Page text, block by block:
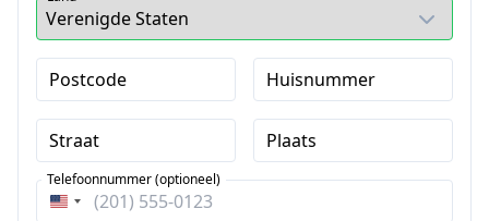
Postcode Huisnummer
Straat Plaats
Verenigde
Telefoonnummer (optioneel)